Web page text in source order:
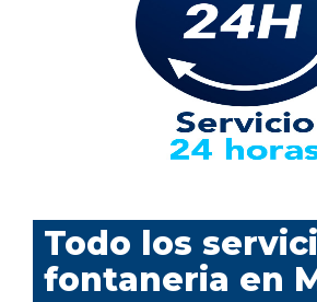
Todo los
fontaneria en